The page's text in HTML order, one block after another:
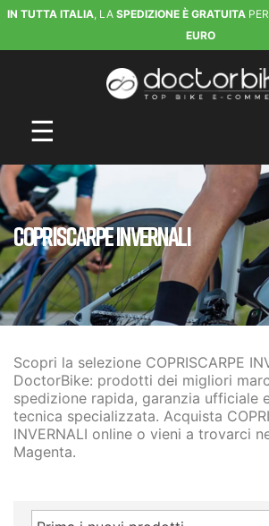
IN TUTTA ITALIA, LA SPEDIZIONE È GRATUITA
EURO
navigazione Toggle
☰
COPRISCARPE INVERNALI
Scopri la selezione COPRISCARPE
DoctorBike: prodotti dei migliori
spedizione rapida, garanzia ufficiale
tecnica specializzata. Acquista
INVERNALI online o vieni a trovarci
Magenta.